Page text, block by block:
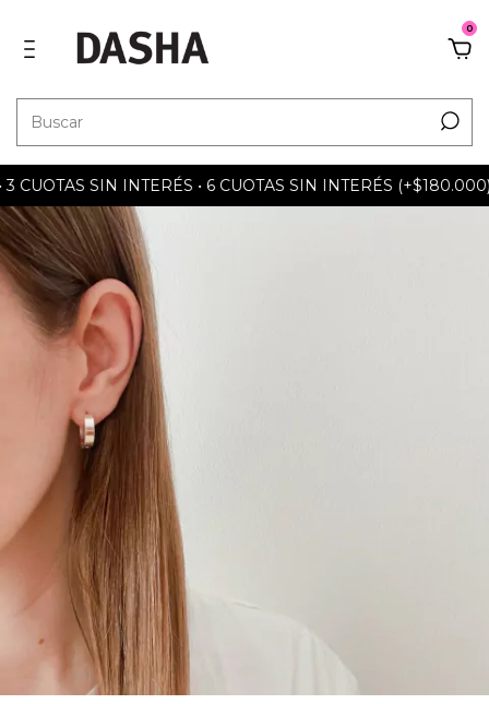
0
CUOTAS SIN INTERÉS • 6 CUOTAS SIN INTERÉS